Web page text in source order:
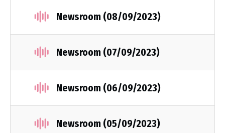
Newsroom (08/09/2023)
Newsroom (07/09/2023)
Newsroom (06/09/2023)
Newsroom (05/09/2023)